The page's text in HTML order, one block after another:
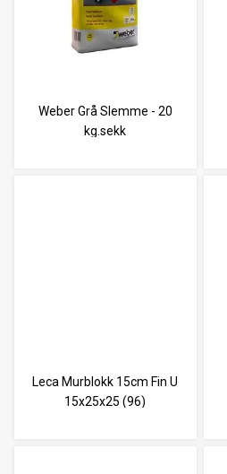
Weber Grå Slemme - 20
kg.sekk
Leca Murblokk 15cm Fin U
15x25x25 (96)